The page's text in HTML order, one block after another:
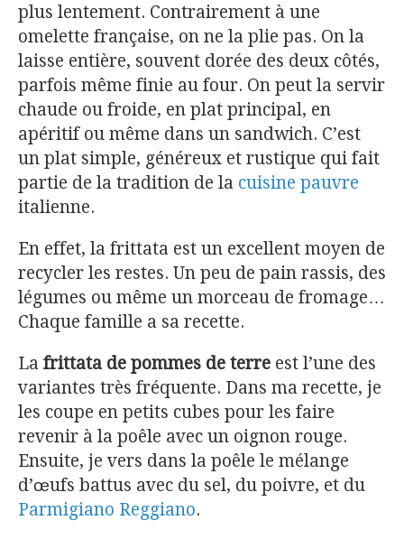
plus lentement. Contrairement à une
omelette française, on ne la plie pas. On la
laisse entière, souvent dorée des deux côtés,
parfois même finie au four. On peut la servir
chaude ou froide, en plat principal, en
apéritif ou même dans un sandwich. C’est
un plat simple, généreux et rustique qui fait
partie de la tradition de la cuisine pauvre
italienne.
En effet, la frittata est un excellent moyen de
recycler les restes. Un peu de pain rassis, des
légumes ou même un morceau de fromage…
Chaque famille a sa recette.
La frittata de pommes de terre est l’une des
variantes très fréquente. Dans ma recette, je
les coupe en petits cubes pour les faire
revenir à la poêle avec un oignon rouge.
Ensuite, je vers dans la poêle le mélange
d’œufs battus avec du sel, du poivre, et du
Parmigiano Reggiano.